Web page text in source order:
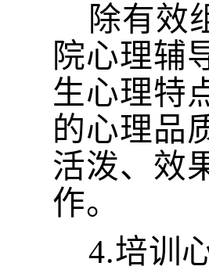
除有效
院心理辅
生心理特
的心理品
活泼、效
作。
4.培训